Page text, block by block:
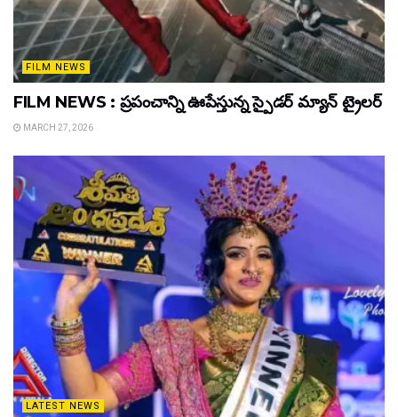
FILM NEWS
FILM NEWS : ప్రపంచాన్ని ఊపేస్తున్న స్పైడర్ మ్యాన్ ట్రైలర్
MARCH 27, 2026
LATEST NEWS